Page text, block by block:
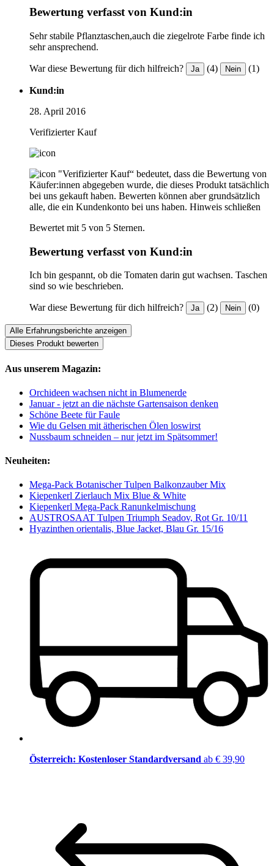
Bewertung verfasst von Kund:in
Sehr stabile Pflanztaschen,auch die ziegelrote Farbe finde ich
sehr ansprechend.
War diese Bewertung für dich hilfreich? Ja (4) Nein (1)
Kund:in
28. April 2016
Verifizierter Kauf
"Verifizierter Kauf“ bedeutet, dass die Bewertung von
Käufer:innen abgegeben wurde, die dieses Produkt tatsächlich
bei uns gekauft haben. Bewerten können aber grundsätzlich
alle, die ein Kundenkonto bei uns haben. Hinweis schließen
Bewertet mit 5 von 5 Sternen.
Bewertung verfasst von Kund:in
Ich bin gespannt, ob die Tomaten darin gut wachsen. Taschen
sind so wie beschrieben.
War diese Bewertung für dich hilfreich? Ja (2) Nein (0)
Alle Erfahrungsberichte anzeigen
Dieses Produkt bewerten
Aus unserem Magazin:
Orchideen wachsen nicht in Blumenerde
Januar - jetzt an die nächste Gartensaison denken
Schöne Beete für Faule
Wie du Gelsen mit ätherischen Ölen loswirst
Nussbaum schneiden – nur jetzt im Spätsommer!
Neuheiten:
Mega-Pack Botanischer Tulpen Balkonzauber Mix
Kiepenkerl Zierlauch Mix Blue & White
Kiepenkerl Mega-Pack Ranunkelmischung
AUSTROSAAT Tulpen Triumph Seadov, Rot Gr. 10/11
Hyazinthen orientalis, Blue Jacket, Blau Gr. 15/16
Österreich: Kostenloser Standardversand ab € 39,90